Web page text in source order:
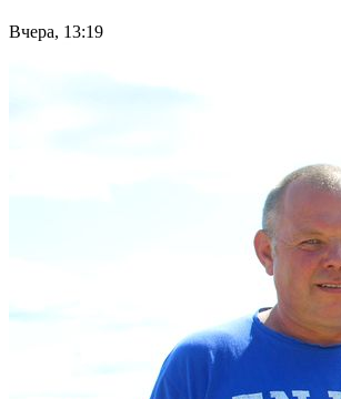
Вчера, 13:19